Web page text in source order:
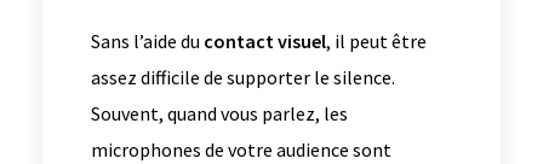
Sans l’aide du contact visuel, il peut être
assez difficile de supporter le silence.
Souvent, quand vous parlez, les
microphones de votre audience sont